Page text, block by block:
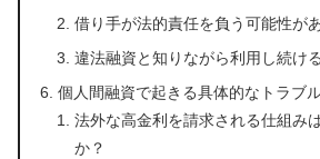
借り手が法的責任を負う可能性が
違法融資と知りながら利用し続け
個人間融資で起きる具体的なトラブ
法外な高金利を請求される仕組み
か？